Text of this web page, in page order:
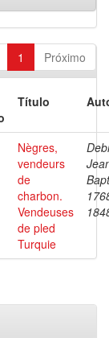
1 Próximo
Título
Nègres,
vendeurs
de
charbon.
Vendeuses
de pled
Turquie